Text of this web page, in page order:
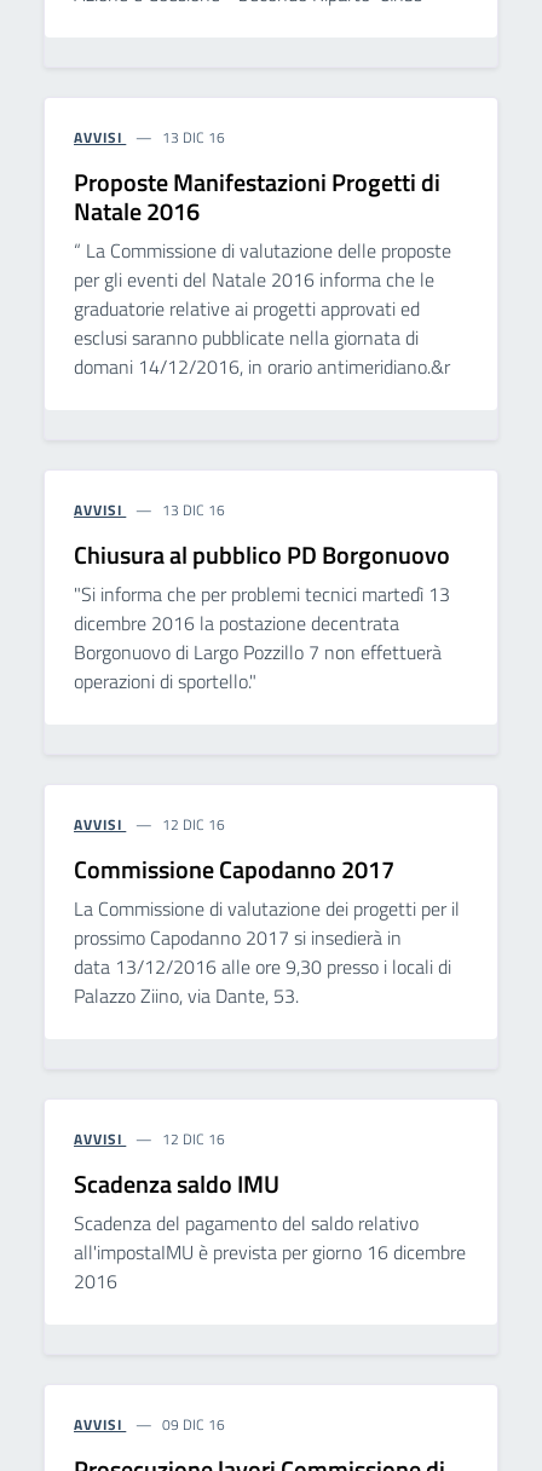
AVVISI 13 DIC 16
Proposte Manifestazioni Progetti di
Natale 2016
“ La Commissione di valutazione delle proposte
per gli eventi del Natale 2016 informa che le
graduatorie relative ai progetti approvati ed
esclusi saranno pubblicate nella giornata di
domani 14/12/2016, in orario antimeridiano.&r
AVVISI 13 DIC 16
Chiusura al pubblico PD Borgonuovo
"Si informa che per problemi tecnici martedì 13
dicembre 2016 la postazione decentrata
Borgonuovo di Largo Pozzillo 7 non effettuerà
operazioni di sportello."
AVVISI 12 DIC 16
Commissione Capodanno 2017
La Commissione di valutazione dei progetti per il
prossimo Capodanno 2017 si insedierà in
data 13/12/2016 alle ore 9,30 presso i locali di
Palazzo Ziino, via Dante, 53.
AVVISI 12 DIC 16
Scadenza saldo IMU
Scadenza del pagamento del saldo relativo
all'impostaIMU è prevista per giorno 16 dicembre
2016
AVVISI 09 DIC 16